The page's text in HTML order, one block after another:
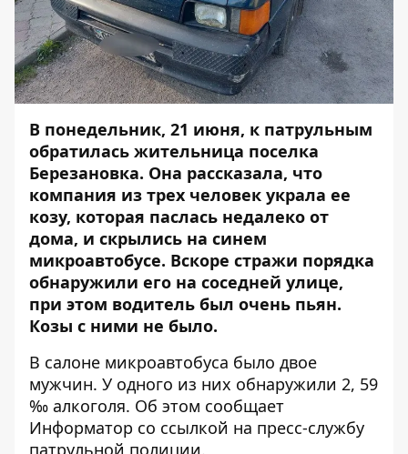
В понедельник, 21 июня, к патрульным
обратилась жительница поселка
Березановка. Она рассказала, что
компания из трех человек украла ее
козу, которая паслась недалеко от
дома, и скрылись на синем
микроавтобусе. Вскоре стражи порядка
обнаружили его на соседней улице,
при этом водитель был очень пьян.
Козы с ними не было.
В салоне микроавтобуса было двое
мужчин. У одного из них обнаружили 2, 59
‰ алкоголя. Об этом сообщает
Информатор со ссылкой на пресс-службу
патрульной полиции.